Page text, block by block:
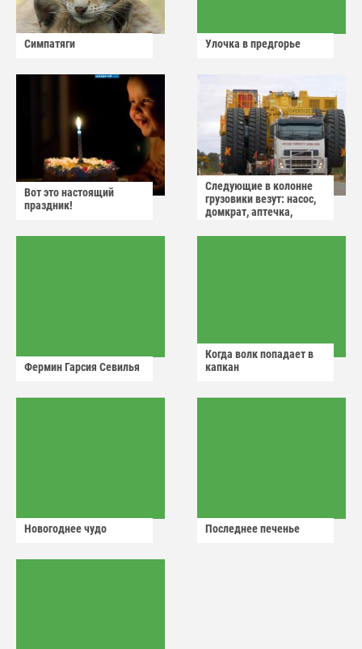
Симпатяги Улочка в предгорье
Вот это настоящий
праздник!
Следующие в колонне
грузовики везут: насос,
домкрат, аптечка,
Фермин Гарсия Севилья
Когда волк попадает в
капкан
Новогоднее чудо Последнее печенье